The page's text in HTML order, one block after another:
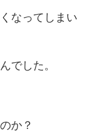
なってしまい
でした。
か？